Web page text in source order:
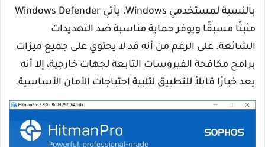
بالنسبة لمستخدمي Windows، يأتي Windows Defender
مثبتًا مسبقًا ويوفر حماية مناسبة ضد التهديدات
الشائعة. على الرغم من أنه قد لا يحتوي على جميع ميزات
برامج مكافحة الفيروسات التابعة لجهات خارجية، إلا أنه
يعد خيارًا قابلاً للتطبيق لتلبية احتياجات الأمان الأساسية.